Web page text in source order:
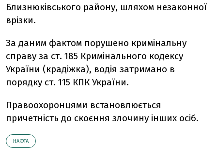
Близнюківського району, шляхом незаконної
врізки.
За даним фактом порушено кримінальну
справу за ст. 185 Кримінального кодексу
України (крадіжка), водія затримано в
порядку ст. 115 КПК України.
Правоохоронцями встановлюється
причетність до скоєння злочину інших осіб.
НАФТА